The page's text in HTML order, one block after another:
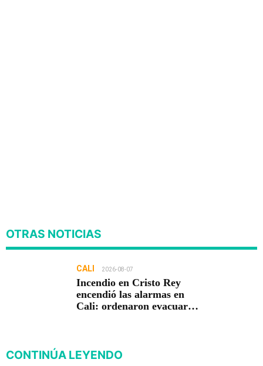
OTRAS NOTICIAS
CALI 2026-08-07
Incendio en Cristo Rey
encendió las alarmas en
Cali: ordenaron evacuar
CONTINÚA LEYENDO